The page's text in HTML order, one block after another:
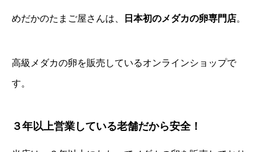
めだかのたまご屋さんは、 日本初のメダカの卵専門店。
高級メダカの卵を販売しているオンラインショップで
す。
３年以上営業している老舗だから安全！